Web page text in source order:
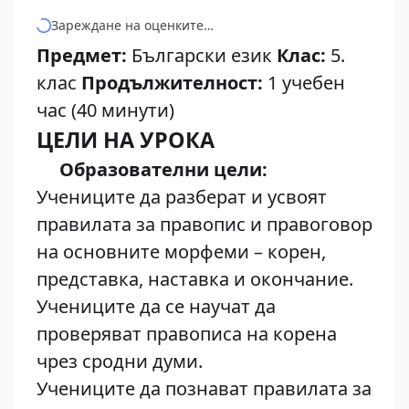
Зареждане на оценките…
Предмет: Български език Клас: 5.
клас Продължителност: 1 учебен
час (40 минути)
ЦЕЛИ НА УРОКА
Образователни цели:
Учениците да разберат и усвоят
правилата за правопис и правоговор
на основните морфеми – корен,
представка, наставка и окончание.
Учениците да се научат да
проверяват правописа на корена
чрез сродни думи.
Учениците да познават правилата за